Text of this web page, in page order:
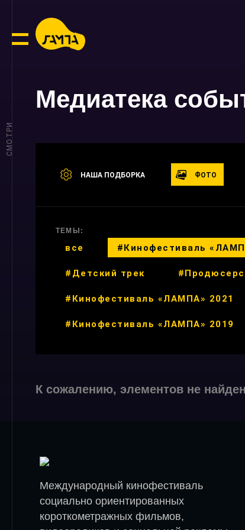
Медиатека
НАША ПОДБОРКА ФОТО
ТЕМЫ:
все #Кинофестиваль
#Детский трек
#Кинофестиваль «ЛАМПА» 2021
#Кинофестиваль «ЛАМПА» 2019
СМОТРИ
К сожалению, элементов не
Международный кинофестиваль
социально ориентированных
короткометражных фильмов,